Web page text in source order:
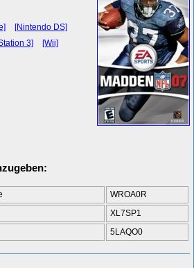
[Nintendo DS]
3]
[Wii]
WROA0R
XL7SP1
5LAQO0